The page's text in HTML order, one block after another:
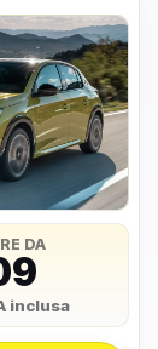
DA
inclusa